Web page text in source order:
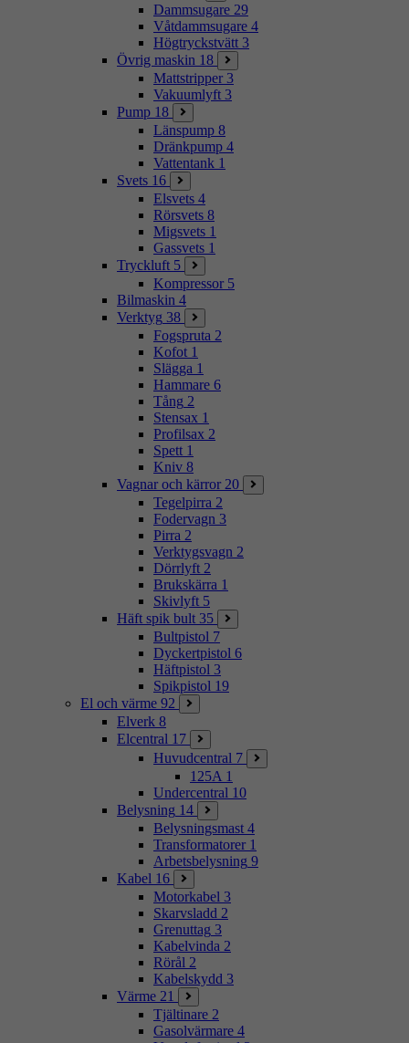
Dammsugare 29
Våtdammsugare 4
Högtryckstvätt 3
Övrig maskin 18
Mattstripper 3
Vakuumlyft 3
Pump 18
Länspump 8
Dränkpump 4
Vattentank 1
Svets 16
Elsvets 4
Rörsvets 8
Migsvets 1
Gassvets 1
Tryckluft 5
Kompressor 5
Bilmaskin 4
Verktyg 38
Fogspruta 2
Kofot 1
Slägga 1
Hammare 6
Tång 2
Stensax 1
Profilsax 2
Spett 1
Kniv 8
Vagnar och kärror 20
Tegelpirra 2
Fodervagn 3
Pirra 2
Verktygsvagn 2
Dörrlyft 2
Brukskärra 1
Skivlyft 5
Häft spik bult 35
Bultpistol 7
Dyckertpistol 6
Häftpistol 3
Spikpistol 19
El och värme 92
Elverk 8
Elcentral 17
Huvudcentral 7
125A 1
Undercentral 10
Belysning 14
Belysningsmast 4
Transformatorer 1
Arbetsbelysning 9
Kabel 16
Motorkabel 3
Skarvsladd 2
Grenuttag 3
Kabelvinda 2
Rörål 2
Kabelskydd 3
Värme 21
Tjältinare 2
Gasolvärmare 4